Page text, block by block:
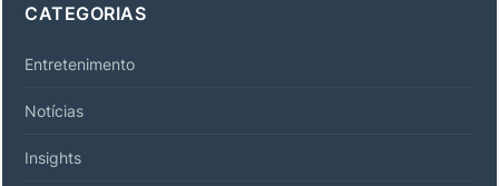
CATEGORIAS
Entretenimento
Notícias
Insights